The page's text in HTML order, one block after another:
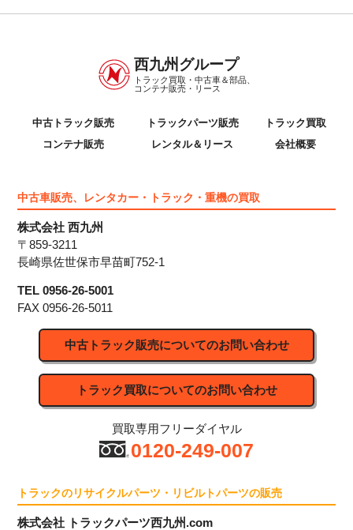
西九州グループ
トラック買取・中古車＆部品、
コンテナ販売・リース
中古トラック販売 トラックパーツ販売
トラック買取
コンテナ販売
レンタル＆リース 会社概要
中古車販売、レンタカー・トラック・重機の買取
株式会社 西九州
〒859-3211
長崎県佐世保市早苗町752-1
TEL 0956-26-5001
FAX 0956-26-5011
中古トラック販売についてのお問い合わせ
トラック買取についてのお問い合わせ
買取専用フリーダイヤル
0120-249-007
トラックのリサイクルパーツ・リビルトパーツの販売
株式会社 トラックパーツ西九州.com